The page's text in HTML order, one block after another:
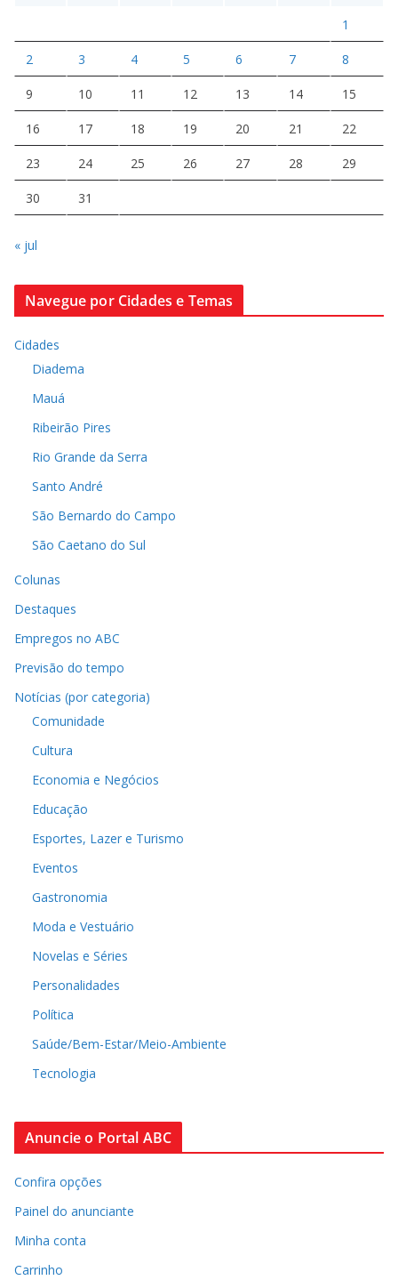
1
2 3 4 5 6 7 8
9 10 11 12 13 14 15
16 17 18 19 20 21 22
23 24 25 26 27 28 29
30 31
« jul
Navegue por Cidades e Temas
Cidades
Diadema
Mauá
Ribeirão Pires
Rio Grande da Serra
Santo André
São Bernardo do Campo
São Caetano do Sul
Colunas
Destaques
Empregos no ABC
Previsão do tempo
Notícias (por categoria)
Comunidade
Cultura
Economia e Negócios
Educação
Esportes, Lazer e Turismo
Eventos
Gastronomia
Moda e Vestuário
Novelas e Séries
Personalidades
Política
Saúde/Bem-Estar/Meio-Ambiente
Tecnologia
Anuncie o Portal ABC
Confira opções
Painel do anunciante
Minha conta
Carrinho